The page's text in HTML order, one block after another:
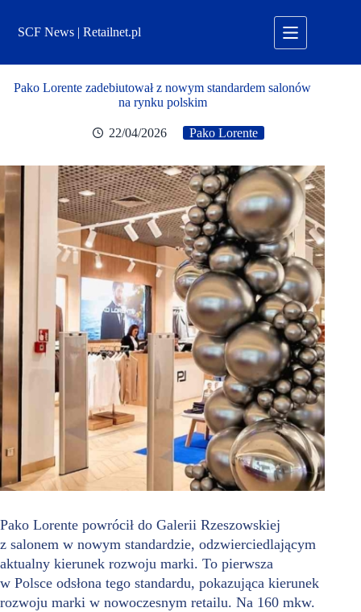
treściSCF News | Retailnet.pl
Pako Lorente zadebiutował z nowym standardem salonów
na rynku polskim
22/04/2026 Pako Lorente
Pako Lorente powrócił do Galerii Rzeszowskiej
z salonem w nowym standardzie, odzwierciedlającym
aktualny kierunek rozwoju marki. To pierwsza
w Polsce odsłona tego standardu, pokazująca kierunek
rozwoju marki w nowoczesnym retailu. Na 160 mkw.